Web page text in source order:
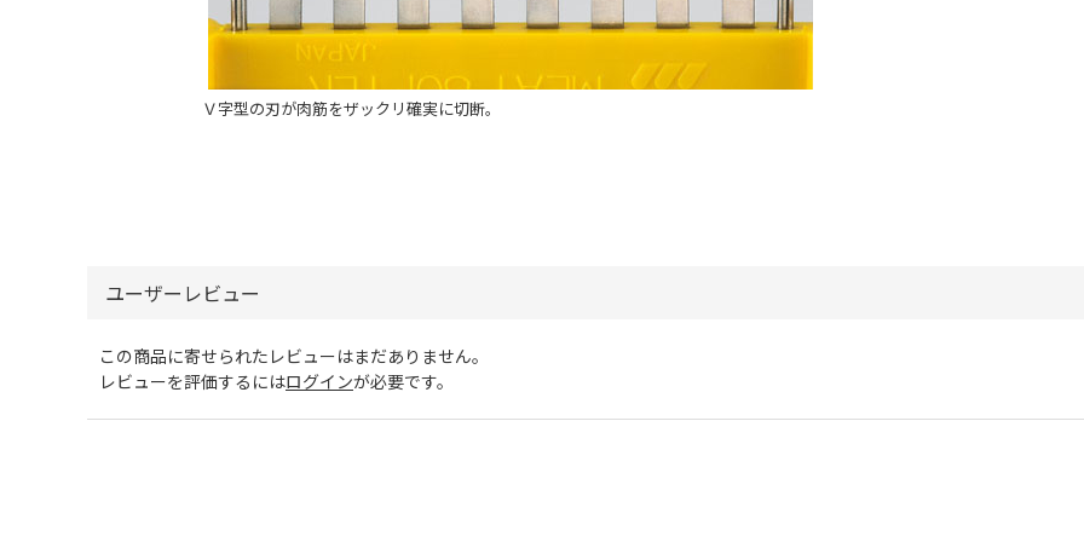
Ｖ字型の刃が肉筋をザックリ確実に切断。
ユーザーレビュー
この商品に寄せられたレビューはまだありません。
レビューを評価するにはログインが必要です。